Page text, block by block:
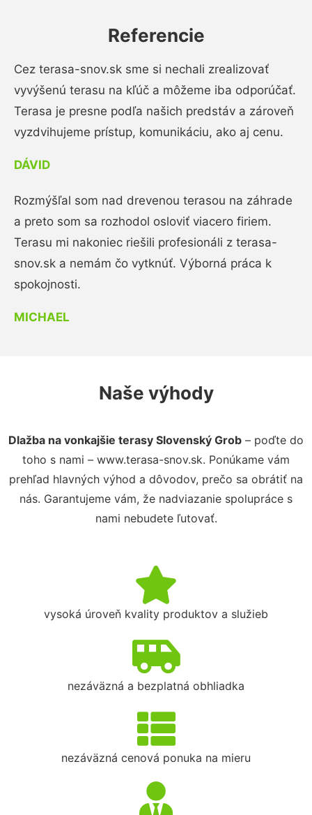
Referencie
Cez terasa-snov.sk sme si nechali zrealizovať
vyvýšenú terasu na kľúč a môžeme iba odporúčať.
Terasa je presne podľa našich predstáv a zároveň
vyzdvihujeme prístup, komunikáciu, ako aj cenu.
DÁVID
Rozmýšľal som nad drevenou terasou na záhrade
a preto som sa rozhodol osloviť viacero firiem.
Terasu mi nakoniec riešili profesionáli z terasa-
snov.sk a nemám čo vytknúť. Výborná práca k
spokojnosti.
MICHAEL
Naše výhody
Dlažba na vonkajšie terasy Slovenský Grob – poďte do
toho s nami – www.terasa-snov.sk. Ponúkame vám
prehľad hlavných výhod a dôvodov, prečo sa obrátiť na
nás. Garantujeme vám, že nadviazanie spolupráce s
nami nebudete ľutovať.
vysoká úroveň kvality produktov a služieb
nezáväzná a bezplatná obhliadka
nezáväzná cenová ponuka na mieru